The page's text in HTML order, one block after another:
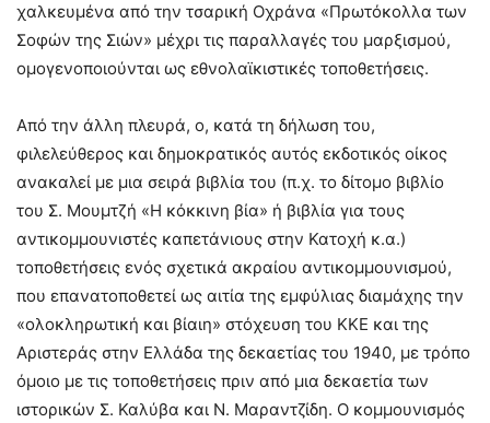
χαλκευμένα από την τσαρική Οχράνα «Πρωτόκολλα των
Σοφών της Σιών» μέχρι τις παραλλαγές του μαρξισμού,
ομογενοποιούνται ως εθνολαϊκιστικές τοποθετήσεις.
Από την άλλη πλευρά, ο, κατά τη δήλωση του,
φιλελεύθερος και δημοκρατικός αυτός εκδοτικός οίκος
ανακαλεί με μια σειρά βιβλία του (π.χ. το δίτομο βιβλίο
του Σ. Μουμτζή «Η κόκκινη βία» ή βιβλία για τους
αντικομμουνιστές καπετάνιους στην Κατοχή κ.α.)
τοποθετήσεις ενός σχετικά ακραίου αντικομμουνισμού,
που επανατοποθετεί ως αιτία της εμφύλιας διαμάχης την
«ολοκληρωτική και βίαιη» στόχευση του ΚΚΕ και της
Αριστεράς στην Ελλάδα της δεκαετίας του 1940, με τρόπο
όμοιο με τις τοποθετήσεις πριν από μια δεκαετία των
ιστορικών Σ. Καλύβα και Ν. Μαραντζίδη. Ο κομμουνισμός